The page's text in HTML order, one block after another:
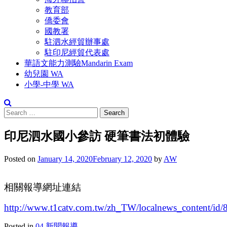
教育部
僑委會
國教署
駐泗水經貿辦事處
駐印尼經貿代表處
華語文能力測驗Mandarin Exam
幼兒園 WA
小學-中學 WA
Search
for:
印尼泗水國小參訪 硬筆書法初體驗
Posted on January 14, 2020February 12, 2020 by AW
相關報導網址連結
http://www.t1catv.com.tw/zh_TW/localnews_content/id/